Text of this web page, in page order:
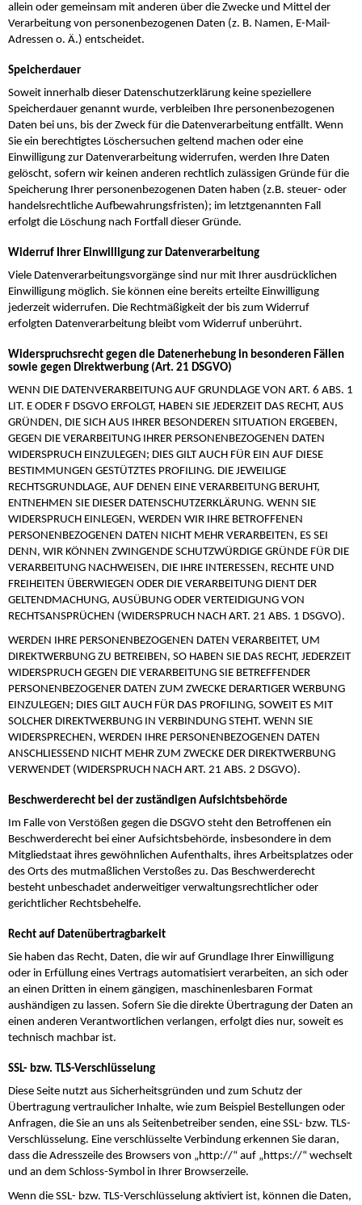
allein oder gemeinsam mit anderen über die Zwecke und Mittel der
Verarbeitung von personenbezogenen Daten (z. B. Namen, E-Mail-
Adressen o. Ä.) entscheidet.
Speicherdauer
Soweit innerhalb dieser Datenschutzerklärung keine speziellere
Speicherdauer genannt wurde, verbleiben Ihre personenbezogenen
Daten bei uns, bis der Zweck für die Datenverarbeitung entfällt. Wenn
Sie ein berechtigtes Löschersuchen geltend machen oder eine
Einwilligung zur Datenverarbeitung widerrufen, werden Ihre Daten
gelöscht, sofern wir keinen anderen rechtlich zulässigen Gründe für die
Speicherung Ihrer personenbezogenen Daten haben (z.B. steuer- oder
handelsrechtliche Aufbewahrungsfristen); im letztgenannten Fall
erfolgt die Löschung nach Fortfall dieser Gründe.
Widerruf Ihrer Einwilligung zur Datenverarbeitung
Viele Datenverarbeitungsvorgänge sind nur mit Ihrer ausdrücklichen
Einwilligung möglich. Sie können eine bereits erteilte Einwilligung
jederzeit widerrufen. Die Rechtmäßigkeit der bis zum Widerruf
erfolgten Datenverarbeitung bleibt vom Widerruf unberührt.
Widerspruchsrecht gegen die Datenerhebung in besonderen Fällen
sowie gegen Direktwerbung (Art. 21 DSGVO)
WENN DIE DATENVERARBEITUNG AUF GRUNDLAGE VON ART. 6 ABS. 1
LIT. E ODER F DSGVO ERFOLGT, HABEN SIE JEDERZEIT DAS RECHT, AUS
GRÜNDEN, DIE SICH AUS IHRER BESONDEREN SITUATION ERGEBEN,
GEGEN DIE VERARBEITUNG IHRER PERSONENBEZOGENEN DATEN
WIDERSPRUCH EINZULEGEN; DIES GILT AUCH FÜR EIN AUF DIESE
BESTIMMUNGEN GESTÜTZTES PROFILING. DIE JEWEILIGE
RECHTSGRUNDLAGE, AUF DENEN EINE VERARBEITUNG BERUHT,
ENTNEHMEN SIE DIESER DATENSCHUTZERKLÄRUNG. WENN SIE
WIDERSPRUCH EINLEGEN, WERDEN WIR IHRE BETROFFENEN
PERSONENBEZOGENEN DATEN NICHT MEHR VERARBEITEN, ES SEI
DENN, WIR KÖNNEN ZWINGENDE SCHUTZWÜRDIGE GRÜNDE FÜR DIE
VERARBEITUNG NACHWEISEN, DIE IHRE INTERESSEN, RECHTE UND
FREIHEITEN ÜBERWIEGEN ODER DIE VERARBEITUNG DIENT DER
GELTENDMACHUNG, AUSÜBUNG ODER VERTEIDIGUNG VON
RECHTSANSPRÜCHEN (WIDERSPRUCH NACH ART. 21 ABS. 1 DSGVO).
WERDEN IHRE PERSONENBEZOGENEN DATEN VERARBEITET, UM
DIREKTWERBUNG ZU BETREIBEN, SO HABEN SIE DAS RECHT, JEDERZEIT
WIDERSPRUCH GEGEN DIE VERARBEITUNG SIE BETREFFENDER
PERSONENBEZOGENER DATEN ZUM ZWECKE DERARTIGER WERBUNG
EINZULEGEN; DIES GILT AUCH FÜR DAS PROFILING, SOWEIT ES MIT
SOLCHER DIREKTWERBUNG IN VERBINDUNG STEHT. WENN SIE
WIDERSPRECHEN, WERDEN IHRE PERSONENBEZOGENEN DATEN
ANSCHLIESSEND NICHT MEHR ZUM ZWECKE DER DIREKTWERBUNG
VERWENDET (WIDERSPRUCH NACH ART. 21 ABS. 2 DSGVO).
Beschwerde­recht bei der zuständigen Aufsichts­behörde
Im Falle von Verstößen gegen die DSGVO steht den Betroffenen ein
Beschwerderecht bei einer Aufsichtsbehörde, insbesondere in dem
Mitgliedstaat ihres gewöhnlichen Aufenthalts, ihres Arbeitsplatzes oder
des Orts des mutmaßlichen Verstoßes zu. Das Beschwerderecht
besteht unbeschadet anderweitiger verwaltungsrechtlicher oder
gerichtlicher Rechtsbehelfe.
Recht auf Daten­übertrag­barkeit
Sie haben das Recht, Daten, die wir auf Grundlage Ihrer Einwilligung
oder in Erfüllung eines Vertrags automatisiert verarbeiten, an sich oder
an einen Dritten in einem gängigen, maschinenlesbaren Format
aushändigen zu lassen. Sofern Sie die direkte Übertragung der Daten an
einen anderen Verantwortlichen verlangen, erfolgt dies nur, soweit es
technisch machbar ist.
SSL- bzw. TLS-Verschlüsselung
Diese Seite nutzt aus Sicherheitsgründen und zum Schutz der
Übertragung vertraulicher Inhalte, wie zum Beispiel Bestellungen oder
Anfragen, die Sie an uns als Seitenbetreiber senden, eine SSL- bzw. TLS-
Verschlüsselung. Eine verschlüsselte Verbindung erkennen Sie daran,
dass die Adresszeile des Browsers von „http://“ auf „https://“ wechselt
und an dem Schloss-Symbol in Ihrer Browserzeile.
Wenn die SSL- bzw. TLS-Verschlüsselung aktiviert ist, können die Daten,